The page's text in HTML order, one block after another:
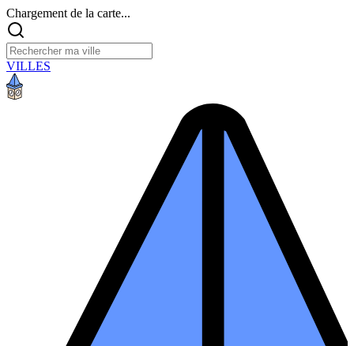
Chargement de la carte...
VILLES